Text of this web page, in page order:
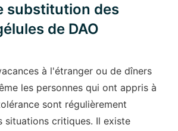
substitution des
de DAO
à l'étranger ou de dîners
les personnes qui ont appris à
sont régulièrement
situations critiques. Il existe